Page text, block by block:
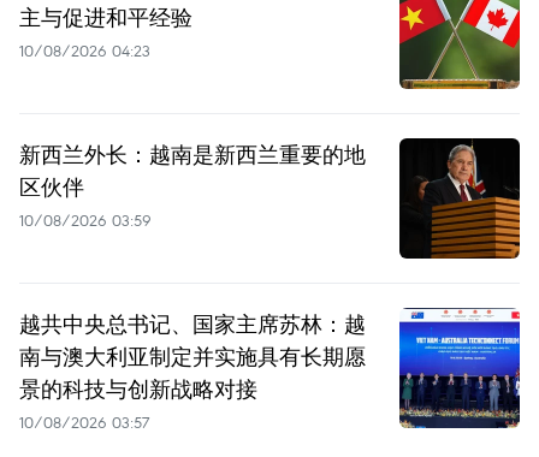
主与促进和平经验
10/08/2026 04:23
新西兰外长：越南是新西兰重要的地
区伙伴
10/08/2026 03:59
越共中央总书记、国家主席苏林：越
南与澳大利亚制定并实施具有长期愿
景的科技与创新战略对接
10/08/2026 03:57